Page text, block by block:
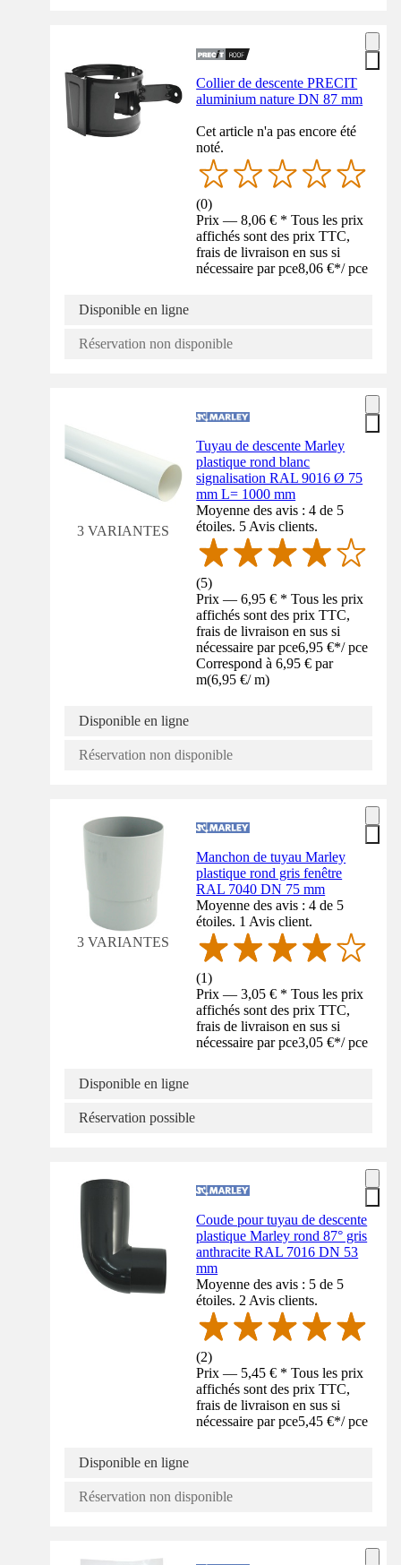
Collier de descente PRECIT
aluminium nature DN 87 mm
Cet article n'a pas encore été
noté.
(0)
Prix — 8,06 € * Tous les prix
affichés sont des prix TTC,
frais de livraison en sus si
nécessaire par pce8,06 €*/ pce
Disponible en ligne
Réservation non disponible
3 VARIANTES
Tuyau de descente Marley
plastique rond blanc
signalisation RAL 9016 Ø 75
mm L= 1000 mm
Moyenne des avis : 4 de 5
étoiles. 5 Avis clients.
(5)
Prix — 6,95 € * Tous les prix
affichés sont des prix TTC,
frais de livraison en sus si
nécessaire par pce6,95 €*/ pce
Correspond à 6,95 € par
m(6,95 €/ m)
Disponible en ligne
Réservation non disponible
3 VARIANTES
Manchon de tuyau Marley
plastique rond gris fenêtre
RAL 7040 DN 75 mm
Moyenne des avis : 4 de 5
étoiles. 1 Avis client.
(1)
Prix — 3,05 € * Tous les prix
affichés sont des prix TTC,
frais de livraison en sus si
nécessaire par pce3,05 €*/ pce
Disponible en ligne
Réservation possible
Coude pour tuyau de descente
plastique Marley rond 87° gris
anthracite RAL 7016 DN 53
mm
Moyenne des avis : 5 de 5
étoiles. 2 Avis clients.
(2)
Prix — 5,45 € * Tous les prix
affichés sont des prix TTC,
frais de livraison en sus si
nécessaire par pce5,45 €*/ pce
Disponible en ligne
Réservation non disponible